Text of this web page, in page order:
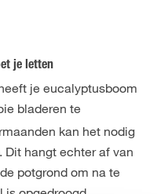
je letten
je eucalyptusboom
bladeren te
kan het nodig
Dit hangt echter af van
potgrond om na te